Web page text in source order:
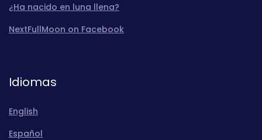
¿Ha nacido en luna llena?
NextFullMoon on Facebook
Idiomas
English
Español